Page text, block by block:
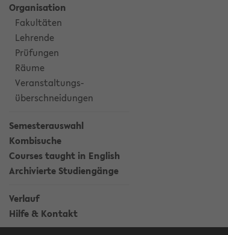
Organisation
Fakultäten
Lehrende
Prüfungen
Räume
Veranstaltungs-
überschneidungen
Semesterauswahl
Kombisuche
Courses taught in English
Archivierte Studiengänge
Verlauf
Hilfe & Kontakt